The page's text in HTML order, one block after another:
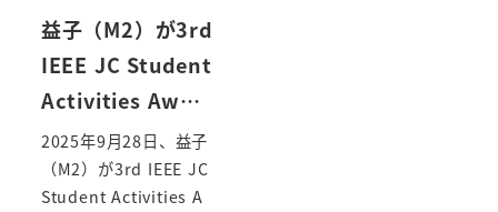
益子（M2）が3rd
IEEE JC Student
Activities Aw…
2025年9月28日、益子
（M2）が3rd IEEE JC
Student Activities A